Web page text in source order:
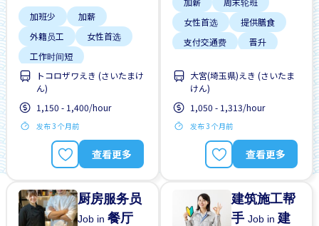
加班少
加薪
外籍员工
女性首选
工作时间短
支付交通费
无经验要求
有机会被录取全职工作
トコロザワえき (さいたまけ
ん)
1,150 - 1,400/hour
发布 3 个月前
查看更多
女性首选
提供膳食
支付交通费
晋升
每周2-3天
男性首选
大宮(埼玉県)えき (さいたま
けん)
1,050 - 1,313/hour
发布 3 个月前
查看更多
厨房服务员
Job in餐厅
建筑施工帮
手Job in 建